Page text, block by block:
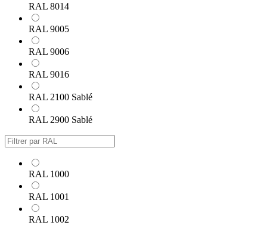
RAL 8014
RAL 9005
RAL 9006
RAL 9016
RAL 2100 Sablé
RAL 2900 Sablé
RAL 1000
RAL 1001
RAL 1002